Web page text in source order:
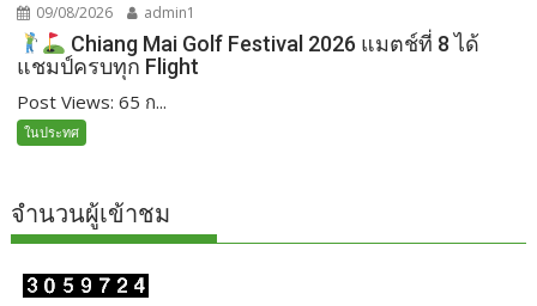
09/08/2026 admin1
Chiang Mai Golf Festival 2026 แมตช์ที่ 8 ได้
แชมป์ครบทุก Flight
Post Views: 65 ก...
ในประทศ
จำนวนผู้เข้าชม